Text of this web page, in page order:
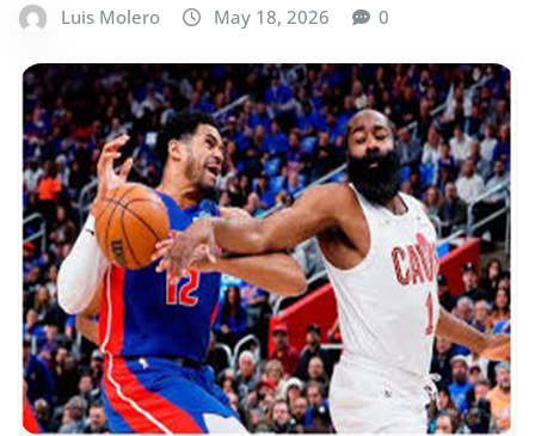
Luis Molero May 18, 2026 0